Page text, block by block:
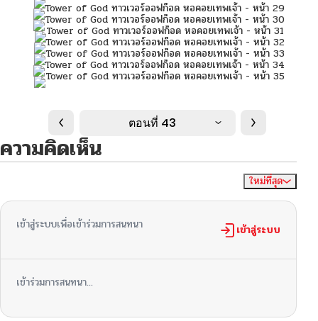
ตอนที่ 43
ความคิดเห็น
ใหม่ที่สุด
เข้าสู่ระบบเพื่อเข้าร่วมการสนทนา เข้าสู่ระบบ
เข้าร่วมการสนทนา...